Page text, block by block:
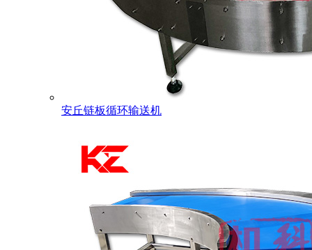
安丘链板循环输送机